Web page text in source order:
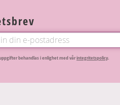
behandlas i enlighet med vårintegritetspolicy.